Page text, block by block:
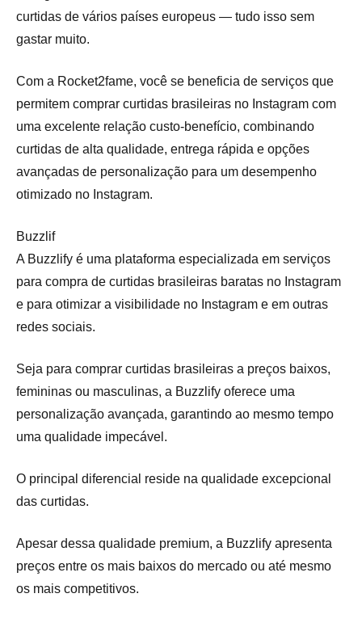
curtidas de vários países europeus — tudo isso sem
gastar muito.
Com a Rocket2fame, você se beneficia de serviços que
permitem comprar curtidas brasileiras no Instagram com
uma excelente relação custo-benefício, combinando
curtidas de alta qualidade, entrega rápida e opções
avançadas de personalização para um desempenho
otimizado no Instagram.
Buzzlif
A Buzzlify é uma plataforma especializada em serviços
para compra de curtidas brasileiras baratas no Instagram
e para otimizar a visibilidade no Instagram e em outras
redes sociais.
Seja para comprar curtidas brasileiras a preços baixos,
femininas ou masculinas, a Buzzlify oferece uma
personalização avançada, garantindo ao mesmo tempo
uma qualidade impecável.
O principal diferencial reside na qualidade excepcional
das curtidas.
Apesar dessa qualidade premium, a Buzzlify apresenta
preços entre os mais baixos do mercado ou até mesmo
os mais competitivos.